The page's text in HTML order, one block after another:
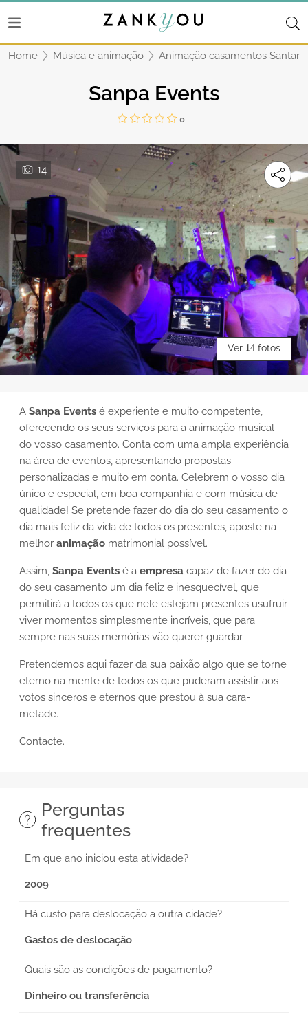
Home Música e animação Animação casamentos
Sanpa Events
0
14
Ver 14 fotos
A Sanpa Events é experiente e muito competente,
oferecendo os seus serviços para a animação musical
do vosso casamento. Conta com uma ampla experiência
na área de eventos, apresentando propostas
personalizadas e muito em conta. Celebrem o vosso dia
único e especial, em boa companhia e com música de
qualidade! Se pretende fazer do dia do seu casamento o
dia mais feliz da vida de todos os presentes, aposte na
melhor animação matrimonial possível.
Assim, Sanpa Events é a empresa capaz de fazer do dia
do seu casamento um dia feliz e inesquecível, que
permitirá a todos os que nele estejam presentes usufruir
viver momentos simplesmente incríveis, que para
sempre nas suas memórias vão querer guardar.
Pretendemos aqui fazer da sua paixão algo que se torne
eterno na mente de todos os que puderam assistir aos
votos sinceros e eternos que prestou à sua cara-
metade.
Contacte.
Perguntas
frequentes
Em que ano iniciou esta atividade?
2009
Há custo para deslocação a outra cidade?
Gastos de deslocação
Quais são as condições de pagamento?
Dinheiro ou transferência